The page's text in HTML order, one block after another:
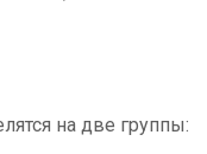
на две группы: